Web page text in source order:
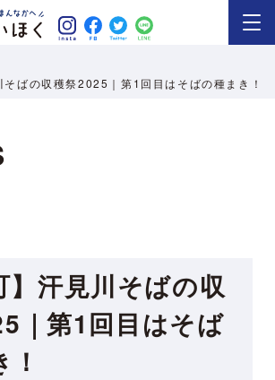
そばの収穫祭2025｜第1回目はそばの種まき！
】汗見川そばの収
｜第1回目はそば